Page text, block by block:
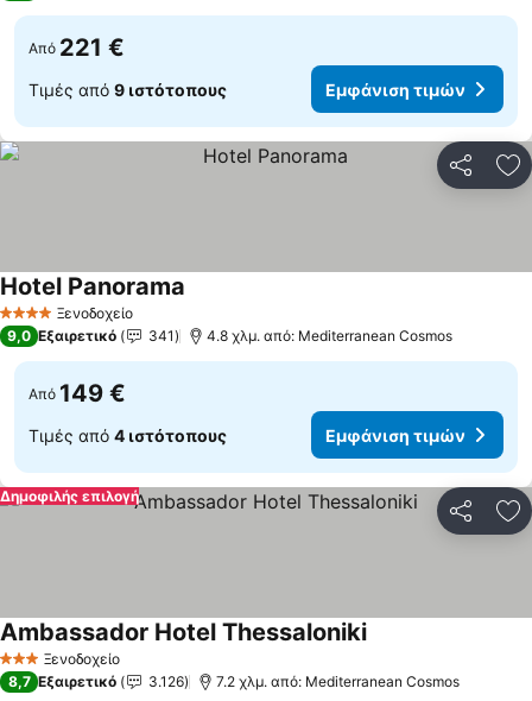
Από 221 €
Τιμές από 9 ιστότοπους Εμφάνιση τιμών
4 ΑστέριαΞενοδοχείο
Hotel Panorama
9,0 Εξαιρετικό 341 4.8 χλμ. από: Mediterranean Cosmos
Από 149 €
Τιμές από 4 ιστότοπους Εμφάνιση τιμών
Δημοφιλής επιλογή
3 ΑστέριαΞενοδοχείο
Ambassador Hotel Thessaloniki
8,7 Εξαιρετικό 3.126 7.2 χλμ. από: Mediterranean Cosmos